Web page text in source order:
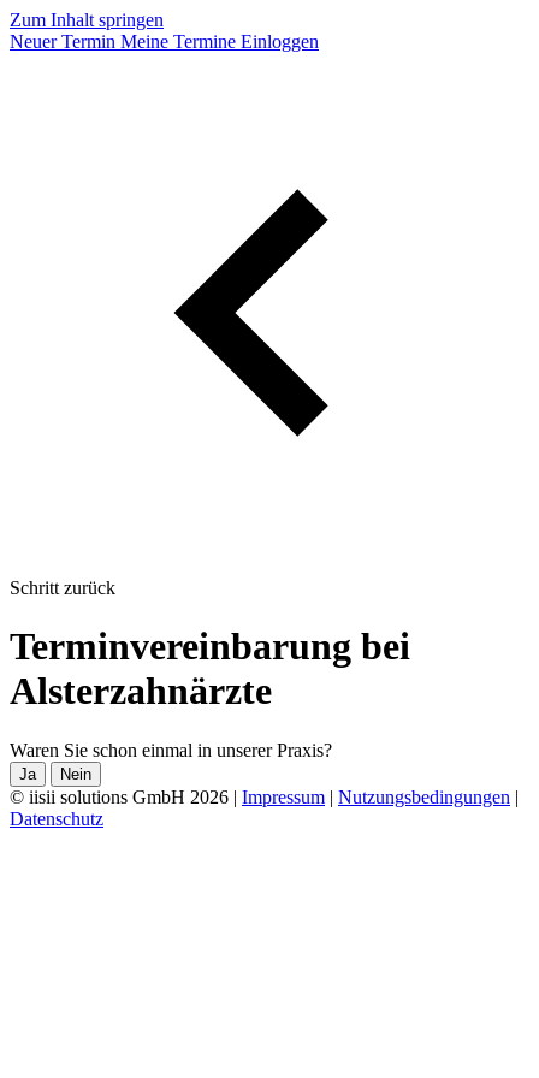
Zum Inhalt springen
Neuer Termin Meine Termine Einloggen
Schritt zurück
Terminvereinbarung bei
Alsterzahnärzte
Waren Sie schon einmal in unserer Praxis?
Ja Nein
© iisii solutions GmbH 2026 | Impressum | Nutzungsbedingungen |
Datenschutz